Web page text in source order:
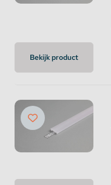
Bekijk product